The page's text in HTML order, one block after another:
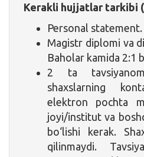
Kerakli hujjatlar tarkibi
Personal statement.
Magistr diplomi va
Baholar kamida 2:1
2 ta
shaxslarning
elektron pochta
joyi/institut va
bo‘lishi kerak.
qilinmaydi.